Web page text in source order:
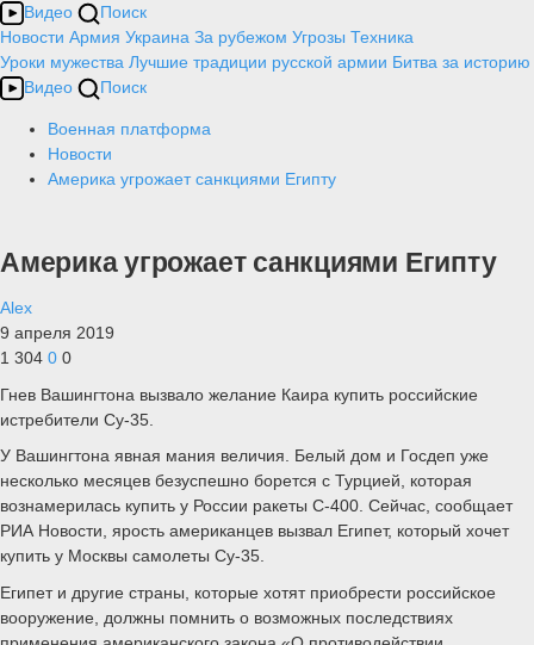
Видео
Поиск
Новости Армия Украина За рубежом Угрозы Техника
Уроки мужества Лучшие традиции русской армии Битва за историю
Видео
Поиск
Военная платформа
Новости
Америка угрожает санкциями Египту
Америка угрожает санкциями Египту
Alex
9 апреля 2019
1 304 0 0
Гнев Вашингтона вызвало желание Каира купить российские
истребители Су-35.
У Вашингтона явная мания величия. Белый дом и Госдеп уже
несколько месяцев безуспешно борется с Турцией, которая
вознамерилась купить у России ракеты С-400. Сейчас, сообщает
РИА Новости, ярость американцев вызвал Египет, который хочет
купить у Москвы самолеты Су-35.
Египет и другие страны, которые хотят приобрести российское
вооружение, должны помнить о возможных последствиях